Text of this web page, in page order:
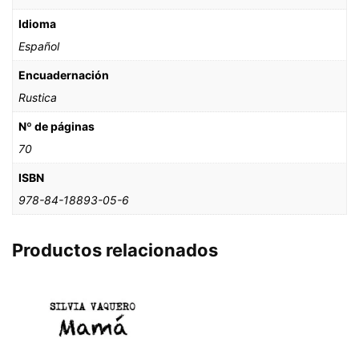
Idioma
Español
Encuadernación
Rustica
Nº de páginas
70
ISBN
978-84-18893-05-6
Productos relacionados